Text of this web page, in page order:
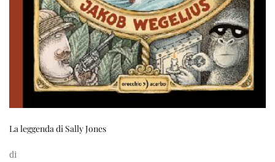
La leggenda di Sally Jones
di